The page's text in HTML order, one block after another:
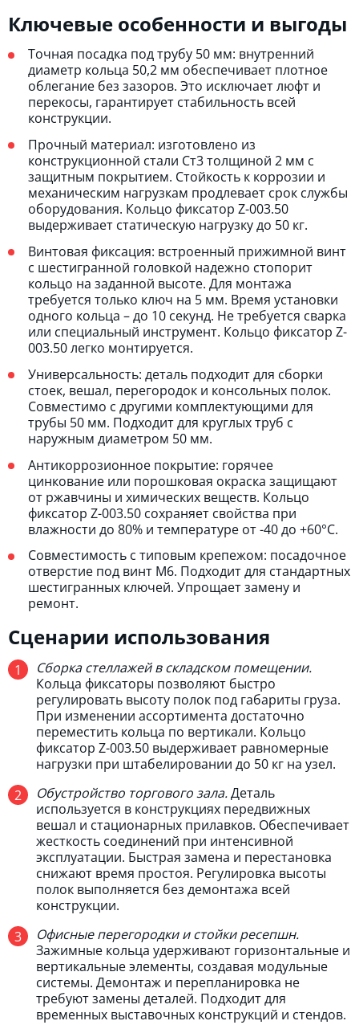
Ключевые особенности и выгоды
Точная посадка под трубу 50 мм: внутренний
диаметр кольца 50,2 мм обеспечивает плотное
облегание без зазоров. Это исключает люфт и
перекосы, гарантирует стабильность всей
конструкции.
Прочный материал: изготовлено из
конструкционной стали Ст3 толщиной 2 мм с
защитным покрытием. Стойкость к коррозии и
механическим нагрузкам продлевает срок службы
оборудования. Кольцо фиксатор Z-003.50
выдерживает статическую нагрузку до 50 кг.
Винтовая фиксация: встроенный прижимной винт
с шестигранной головкой надежно стопорит
кольцо на заданной высоте. Для монтажа
требуется только ключ на 5 мм. Время установки
одного кольца – до 10 секунд. Не требуется сварка
или специальный инструмент. Кольцо фиксатор Z-
003.50 легко монтируется.
Универсальность: деталь подходит для сборки
стоек, вешал, перегородок и консольных полок.
Совместимо с другими комплектующими для
трубы 50 мм. Подходит для круглых труб с
наружным диаметром 50 мм.
Антикоррозионное покрытие: горячее
цинкование или порошковая окраска защищают
от ржавчины и химических веществ. Кольцо
фиксатор Z-003.50 сохраняет свойства при
влажности до 80% и температуре от -40 до +60°С.
Совместимость с типовым крепежом: посадочное
отверстие под винт М6. Подходит для стандартных
шестигранных ключей. Упрощает замену и
ремонт.
Сценарии использования
Сборка стеллажей в складском помещении.
Кольца фиксаторы позволяют быстро
регулировать высоту полок под габариты груза.
При изменении ассортимента достаточно
переместить кольца по вертикали. Кольцо
фиксатор Z-003.50 выдерживает равномерные
нагрузки при штабелировании до 50 кг на узел.
Обустройство торгового зала.Деталь
используется в конструкциях передвижных
вешал и стационарных прилавков. Обеспечивает
жесткость соединений при интенсивной
эксплуатации. Быстрая замена и перестановка
снижают время простоя. Регулировка высоты
полок выполняется без демонтажа всей
конструкции.
Офисные перегородки и стойки ресепшн.
Зажимные кольца удерживают горизонтальные и
вертикальные элементы, создавая модульные
системы. Демонтаж и перепланировка не
требуют замены деталей. Подходит для
временных выставочных конструкций и стендов.